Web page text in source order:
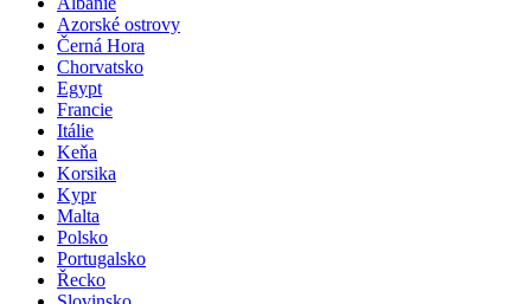
Azorské ostrovy
Černá Hora
Chorvatsko
Egypt
Francie
Itálie
Keňa
Korsika
Kypr
Malta
Polsko
Portugalsko
Řecko